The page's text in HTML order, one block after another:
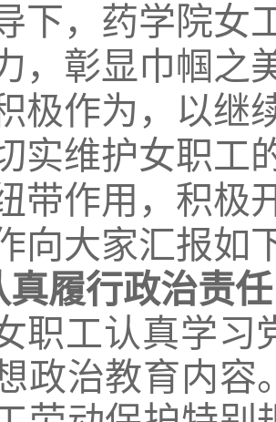
下，药学院女
，彰显巾帼之
极作为，以继
实维护女职工
带作用，积极
向大家汇报如
真履行政治责
职工认真学习
政治教育内容